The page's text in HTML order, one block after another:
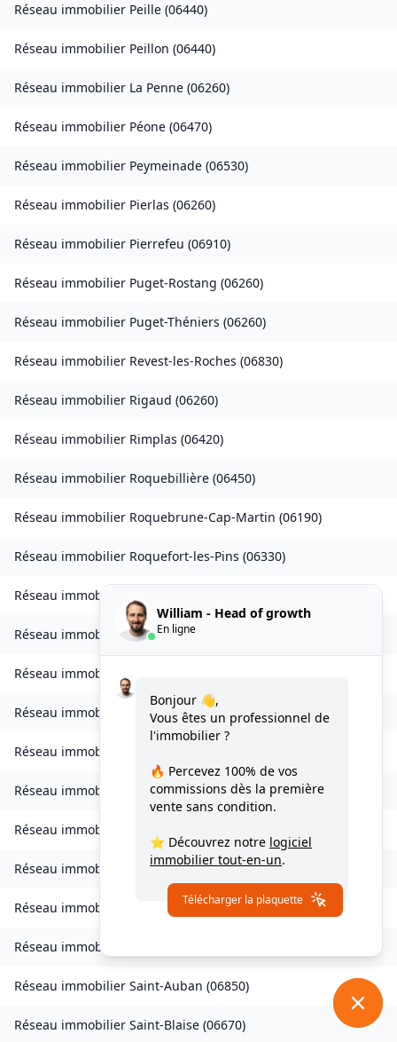
Réseau immobilier Peille (06440)
Réseau immobilier Peillon (06440)
Réseau immobilier La Penne (06260)
Réseau immobilier Péone (06470)
Réseau immobilier Peymeinade (06530)
Réseau immobilier Pierlas (06260)
Réseau immobilier Pierrefeu (06910)
Réseau immobilier Puget-Rostang (06260)
Réseau immobilier Puget-Théniers (06260)
Réseau immobilier Revest-les-Roches (06830)
Réseau immobilier Rigaud (06260)
Réseau immobilier Rimplas (06420)
Réseau immobilier Roquebillière (06450)
Réseau immobilier Roquebrune-Cap-Martin (06190)
Réseau immobilier Roquefort-les-Pins (06330)
Réseau immobilier
Réseau immobilierLa Roque-en-Provence
Réseau immobilier
Réseau immobilier La Roquette-sur-Var(06670)
Réseau immobilier
Réseau immobilier Roure(06420)
Réseau immobilier
Réseau immobilier Sainte-Agnès(06500)
Réseau immobilier Saint-André-de-la-Roche(06730)
Réseau immobilier
Réseau immobilier Saint-Auban (06850)
Réseau immobilier Saint-Blaise (06670)
William - Head of growth
En ligne
Bonjour 👋,
Vous êtes un professionnel de
l'immobilier ?
🔥 Percevez 100% de vos
commissions dès la première
vente sans condition.
⭐ Découvrez notre logiciel
immobilier tout-en-un.
Télécharger la plaquette